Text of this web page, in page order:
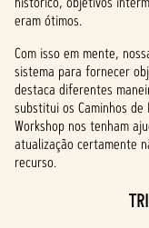
eram ótimos.
Com isso em mente,
sistema para fornecer
destaca diferentes
substitui os Caminhos
Workshop nos tenham
atualização certamente
recurso.